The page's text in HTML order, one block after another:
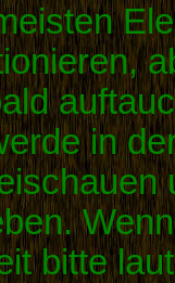
in
bitte